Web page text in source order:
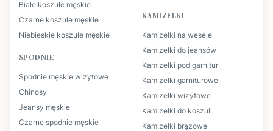
Białe koszule męskie
Czarne koszule męskie
Niebieskie koszule męskie
SPODNIE
Spodnie męskie wizytowe
Chinosy
Jeansy męskie
Czarne spodnie męskie
KAMIZELKI
Kamizelki na wesele
Kamizelki do jeansów
Kamizelki pod garnitur
Kamizelki garniturowe
Kamizelki wizytowe
Kamizelki do koszuli
Kamizelki brązowe